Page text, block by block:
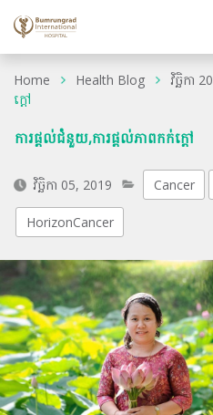
Home Health Blog វិច្ឆិកា
ក្ដៅ
ការផ្ដល់ជំនួយ,ការផ្ដល់ភាពកក់ក្ដៅ
វិច្ឆិកា 05, 2019 Cancer
HorizonCancer